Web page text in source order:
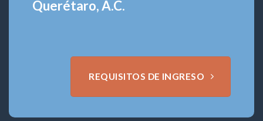
Querétaro, A.C.
REQUISITOS DE INGRESO